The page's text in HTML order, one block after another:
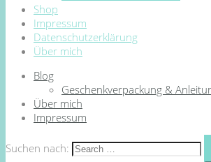
Shop
Impressum
Datenschutzerklärung
Über mich
Blog
Geschenkverpackung &
Über mich
Impressum
Suchen nach: